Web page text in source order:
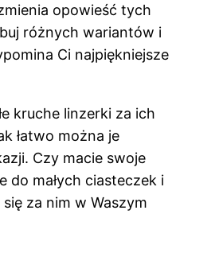
opowieść tych
różnych wariantów i
Ci najpiękniejsze
kruche linzerki za ich
łatwo można je
Czy macie swoje
do małych ciasteczek i
za nim w Waszym